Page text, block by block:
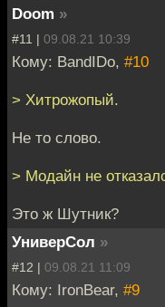
Doom »
#11 | 09.08.21 10:39
Кому: BandIDo, #10
> Хитрожопый.
Не то слово.
> Модайн не
Это ж Шутник?
УниверСол »
#12 | 09.08.21 11:09
Кому: IronBear, #9